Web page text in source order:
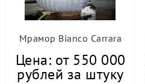
Мрамор Bianco Carrara
Цена: от 550 000
рублей за штуку